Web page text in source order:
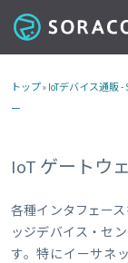
製品
事例
料金
ドキュメント
導入支援
IoTストア
最新情報
トップ» IoTデバイス通販 -
ー
IoT ゲートウ
各種インタフェー
ッジデバイス・セ
す。特にイーサネ